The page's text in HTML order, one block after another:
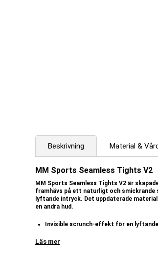
Beskrivning Material &
MM Sports Seamless Tights V2
MM Sports Seamless Tights V2 är
framhävs på ett naturligt och smickrande
lyftande intryck. Det uppdaterade
en andra hud.
Invisible scrunch-effekt för en
Kraftigare midjeband för extra stöd
Läs mer